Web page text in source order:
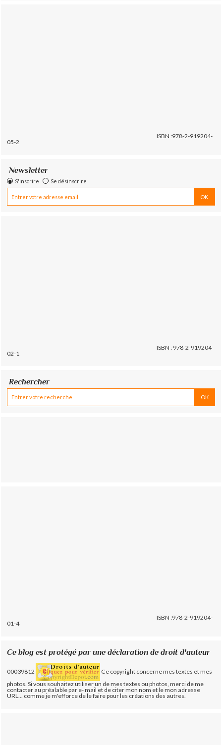
ISBN :978-2-919204-
05-2
Newsletter
S'inscrire Se désinscrire
ISBN : 978-2-919204-
02-1
Rechercher
ISBN :978-2-919204-
01-4
Ce blog est protégé par une déclaration de droit d'auteur
00039812
Ce copyright concerne mes textes et mes
photos. Si vous souhaitez utiliser un de mes textes ou photos, merci de me
contacter au préalable par e- mail et de citer mon nom et le mon adresse
URL... comme je m'efforce de le faire pour les créations des autres.